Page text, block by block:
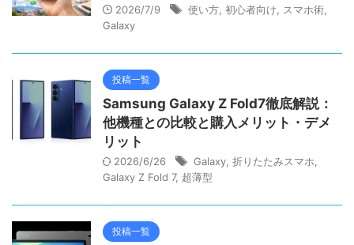
2026/7/9 使い方 初心者向け スマホ術
Galaxy
投稿一覧
Samsung Galaxy Z Fold7徹底解説：
他機種との比較と購入メリット・デメ
リット
2026/6/26 Galaxy 折りたたみスマホ
Galaxy Z Fold 7, 超薄型
投稿一覧